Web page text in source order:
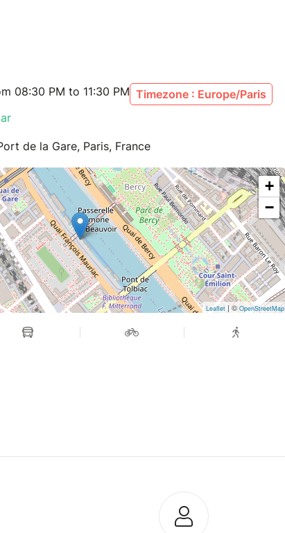
08:30 PM to 11:30 PM Timezone : Europe/Paris
de la Gare, Paris, France
+
−
Leaflet | © OpenStreetMap